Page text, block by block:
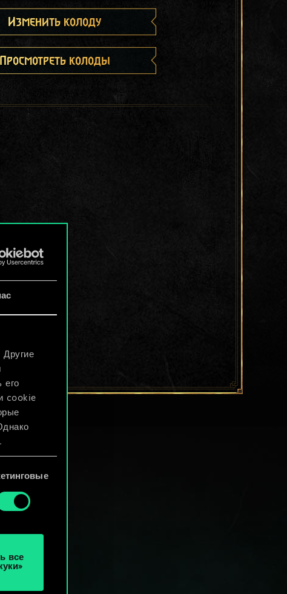
его
cookie
файлы
все
Изменить колоду
Просмотреть колоды